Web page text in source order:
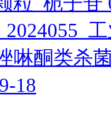
2024055_
啉酮类杀
18